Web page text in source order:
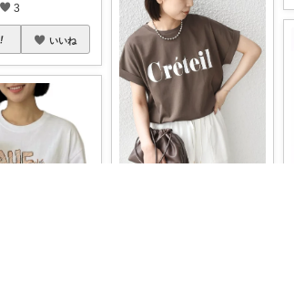
3
いいね